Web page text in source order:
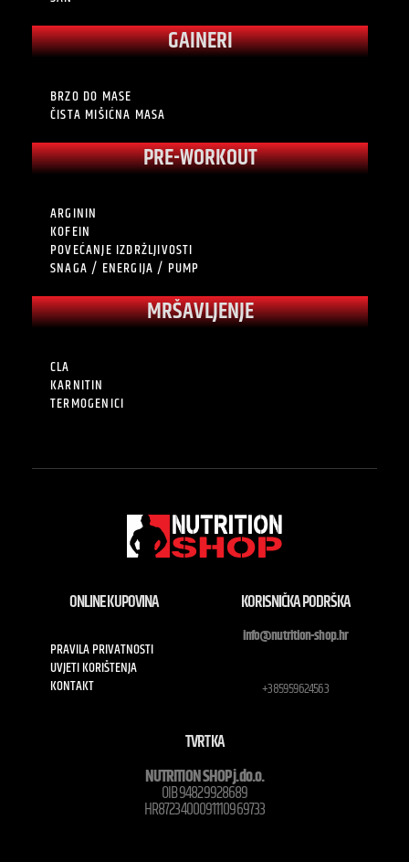
GAINERI
BRZO DO MASE
ČISTA MIŠIĆNA MASA
PRE-WORKOUT
ARGININ
KOFEIN
POVEĆANJE IZDRŽLJIVOSTI
SNAGA / ENERGIJA / PUMP
MRŠAVLJENJE
CLA
KARNITIN
TERMOGENICI
ONLINE KUPOVINA
PRAVILA PRIVATNOSTI
UVJETI KORIŠTENJA
KONTAKT
KORISNIČKA PODRŠKA
info@nutrition-shop.hr
+385959624563
TVRTKA
NUTRITION SHOP j.do.o.
OIB 94829928689
HR8723400091110969733